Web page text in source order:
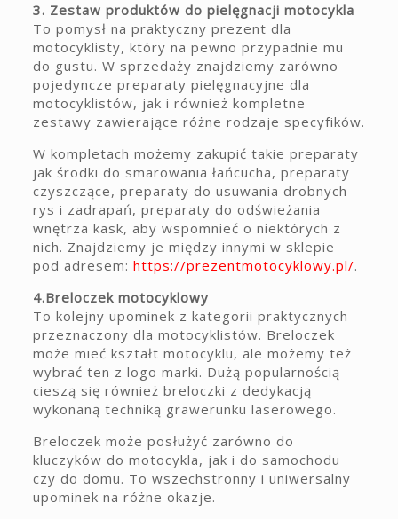
3. Zestaw produktów do pielęgnacji motocykla
To pomysł na praktyczny prezent dla
motocyklisty, który na pewno przypadnie mu
do gustu. W sprzedaży znajdziemy zarówno
pojedyncze preparaty pielęgnacyjne dla
motocyklistów, jak i również kompletne
zestawy zawierające różne rodzaje specyfików.
W kompletach możemy zakupić takie preparaty
jak środki do smarowania łańcucha, preparaty
czyszczące, preparaty do usuwania drobnych
rys i zadrapań, preparaty do odświeżania
wnętrza kask, aby wspomnieć o niektórych z
nich. Znajdziemy je między innymi w sklepie
pod adresem: https://prezentmotocyklowy.pl/.
4.Breloczek motocyklowy
To kolejny upominek z kategorii praktycznych
przeznaczony dla motocyklistów. Breloczek
może mieć kształt motocyklu, ale możemy też
wybrać ten z logo marki. Dużą popularnością
cieszą się również breloczki z dedykacją
wykonaną techniką grawerunku laserowego.
Breloczek może posłużyć zarówno do
kluczyków do motocykla, jak i do samochodu
czy do domu. To wszechstronny i uniwersalny
upominek na różne okazje.